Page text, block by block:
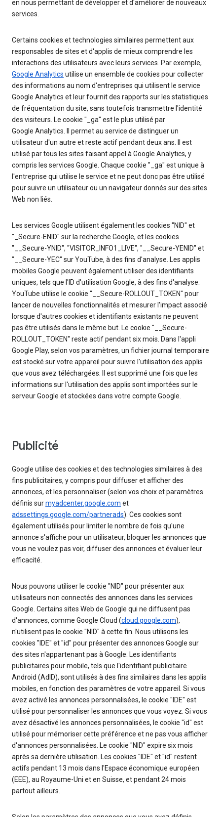
en nous permettant de développer et d'améliorer de nouveaux
services.
Certains cookies et technologies similaires permettent aux
responsables de sites et d'applis de mieux comprendre les
interactions des utilisateurs avec leurs services. Par exemple,
Google Analytics utilise un ensemble de cookies pour collecter
des informations au nom d'entreprises qui utilisent le service
Google Analytics et leur fournit des rapports sur les statistiques
de fréquentation du site, sans toutefois transmettre l'identité
des visiteurs. Le cookie "_ga" est le plus utilisé par
Google Analytics. Il permet au service de distinguer un
utilisateur d'un autre et reste actif pendant deux ans. Il est
utilisé par tous les sites faisant appel à Google Analytics, y
compris les services Google. Chaque cookie "_ga" est unique à
l'entreprise qui utilise le service et ne peut donc pas être utilisé
pour suivre un utilisateur ou un navigateur donnés sur des sites
Web non liés.
Les services Google utilisent également les cookies "NID" et
"_Secure-ENID" sur la recherche Google, et les cookies
"__Secure-YNID", "VISITOR_INFO1_LIVE", "__Secure-YENID" et
"__Secure-YEC" sur YouTube, à des fins d'analyse. Les applis
mobiles Google peuvent également utiliser des identifiants
uniques, tels que l'ID d'utilisation Google, à des fins d'analyse.
YouTube utilise le cookie "__Secure-ROLLOUT_TOKEN" pour
lancer de nouvelles fonctionnalités et mesurer l'impact associé
lorsque d'autres cookies et identifiants existants ne peuvent
pas être utilisés dans le même but. Le cookie "__Secure-
ROLLOUT_TOKEN" reste actif pendant six mois. Dans l'appli
Google Play, selon vos paramètres, un fichier journal temporaire
est stocké sur votre appareil pour suivre l'utilisation des applis
que vous avez téléchargées. Il est supprimé une fois que les
informations sur l'utilisation des applis sont importées sur le
serveur Google et stockées dans votre compte Google.
Publicité
Google utilise des cookies et des technologies similaires à des
fins publicitaires, y compris pour diffuser et afficher des
annonces, et les personnaliser (selon vos choix et paramètres
définis surmyadcenter.google.com et
adssettings.google.com/partnerads). Ces cookies sont
également utilisés pour limiter le nombre de fois qu'une
annonce s'affiche pour un utilisateur, bloquer les annonces que
vous ne voulez pas voir, diffuser des annonces et évaluer leur
efficacité.
Nous pouvons utiliser le cookie "NID" pour présenter aux
utilisateurs non connectés des annonces dans les services
Google. Certains sites Web de Google qui ne diffusent pas
d'annonces, comme Google Cloud (cloud.google.com),
n'utilisent pas le cookie "NID" à cette fin. Nous utilisons les
cookies "IDE" et "id" pour présenter des annonces Google sur
des sites n'appartenant pas à Google. Les identifiants
publicitaires pour mobile, tels que l'identifiant publicitaire
Android (AdID), sont utilisés à des fins similaires dans les applis
mobiles, en fonction des paramètres de votre appareil. Si vous
avez activé les annonces personnalisées, le cookie "IDE" est
utilisé pour personnaliser les annonces que vous voyez. Si vous
avez désactivé les annonces personnalisées, le cookie "id" est
utilisé pour mémoriser cette préférence et ne pas vous afficher
d'annonces personnalisées. Le cookie "NID" expire six mois
après sa dernière utilisation. Les cookies "IDE" et "id" restent
actifs pendant 13 mois dans l'Espace économique européen
(EEE), au Royaume-Uni et en Suisse, et pendant 24 mois
partout ailleurs.